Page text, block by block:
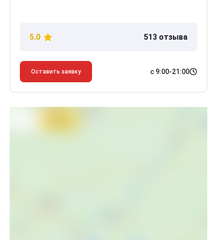
5.0 513 отзыва
Оставить заявку с 9:00-21:00